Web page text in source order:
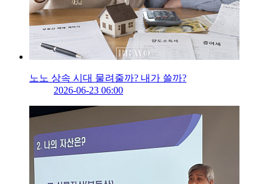
노노 상속 시대 물려줄까? 내가 쓸까?
2026-06-23 06:00